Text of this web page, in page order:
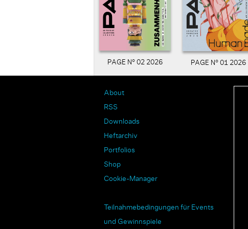
PAGE N° 02 2026 PAGE N° 01 2026
About
RSS
Downloads
Heftarchiv
Portfolios
Shop
Cookie-Manager
Teilnahmebedingungen für Events
und Gewinnspiele